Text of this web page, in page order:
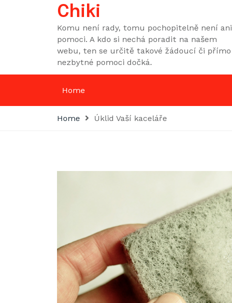
Chiki
Komu není rady, tomu pochopitelně není ani
pomoci. A kdo si nechá poradit na našem
webu, ten se určitě takové žádoucí či přímo
nezbytné pomoci dočká.
Home
Home Úklid Vaší kaceláře